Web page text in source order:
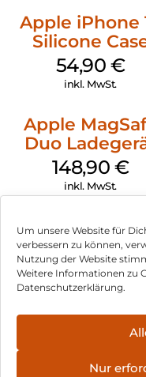
Um unsere Website für
verbessern zu können,
Nutzung der Website
Weitere Informationen zu
Datenschutzerklärung.
Nur
Apple iPhone
Silicone
MagSafe Black
54,90 €
inkl. MwSt.
Apple
Duo
Weiß
148,90 €
inkl. MwSt.
Impressum